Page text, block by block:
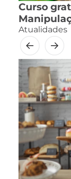
Curso
Atualidades